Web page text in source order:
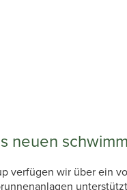
neuen
verfügen wir über ein